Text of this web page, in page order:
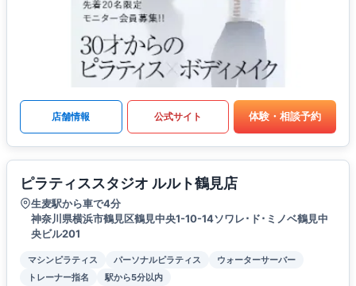
店舗情報 公式サイト 体験・相談予約
ピラティススタジオ ルルト鶴見店
生麦駅から車で4分
神奈川県横浜市鶴見区鶴見中央1-10-14ソワレ･ド･ミノベ鶴見中
央ビル201
マシンピラティス パーソナルピラティス
ウォーターサーバー
トレーナー指名
駅から5分以内